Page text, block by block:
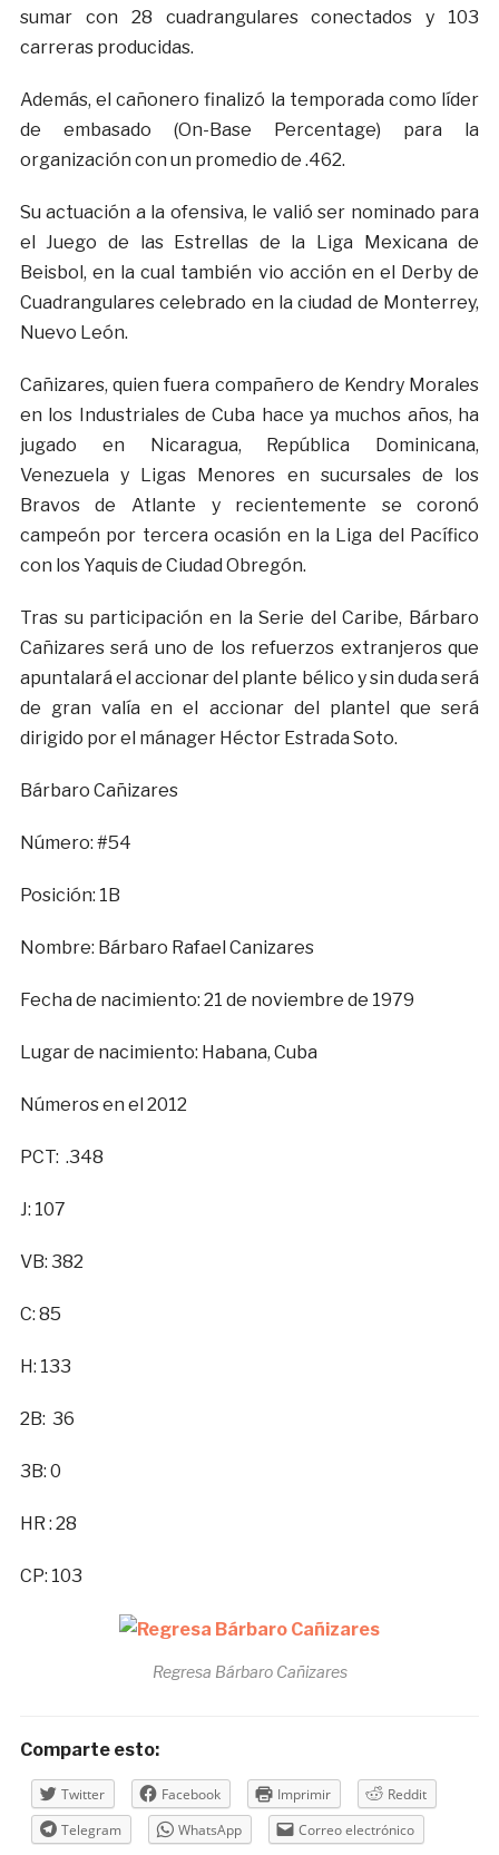
sumar con 28 cuadrangulares conectados y 103
carreras producidas.
Además, el cañonero finalizó la temporada como líder
de embasado (On-Base Percentage) para la
organización con un promedio de .462.
Su actuación a la ofensiva, le valió ser nominado para
el Juego de las Estrellas de la Liga Mexicana de
Beisbol, en la cual también vio acción en el Derby de
Cuadrangulares celebrado en la ciudad de Monterrey,
Nuevo León.
Cañizares, quien fuera compañero de Kendry Morales
en los Industriales de Cuba hace ya muchos años, ha
jugado en Nicaragua, República Dominicana,
Venezuela y Ligas Menores en sucursales de los
Bravos de Atlante y recientemente se coronó
campeón por tercera ocasión en la Liga del Pacífico
con los Yaquis de Ciudad Obregón.
Tras su participación en la Serie del Caribe, Bárbaro
Cañizares será uno de los refuerzos extranjeros que
apuntalará el accionar del plante bélico y sin duda será
de gran valía en el accionar del plantel que será
dirigido por el mánager Héctor Estrada Soto.
Bárbaro Cañizares
Número: #54
Posición: 1B
Nombre: Bárbaro Rafael Canizares
Fecha de nacimiento: 21 de noviembre de 1979
Lugar de nacimiento: Habana, Cuba
Números en el 2012
PCT: .348
J: 107
VB: 382
C: 85
H: 133
2B: 36
3B: 0
HR : 28
CP: 103
Regresa Bárbaro Cañizares
Comparte esto:
Twitter Facebook Imprimir
Reddit
Telegram
WhatsApp Correo electrónico